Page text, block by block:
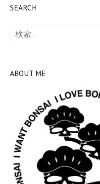
送
SEARCH
検
索:
ABOUT ME